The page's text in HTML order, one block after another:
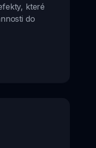
které
do